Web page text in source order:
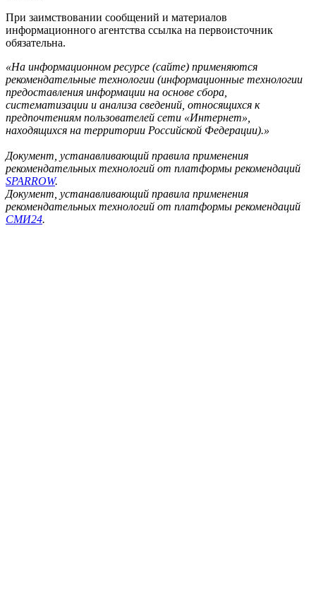
При заимствовании сообщений и материалов
информационного агентства ссылка на первоисточник
обязательна.
«На информационном ресурсе (сайте) применяются
рекомендательные технологии (информационные технологии
предоставления информации на основе сбора,
систематизации и анализа сведений, относящихся к
предпочтениям пользователей сети «Интернет»,
находящихся на территории Российской Федерации).»
Документ, устанавливающий правила применения
рекомендательных технологий от платформы рекомендаций
SPARROW.
Документ, устанавливающий правила применения
рекомендательных технологий от платформы рекомендаций
СМИ24.